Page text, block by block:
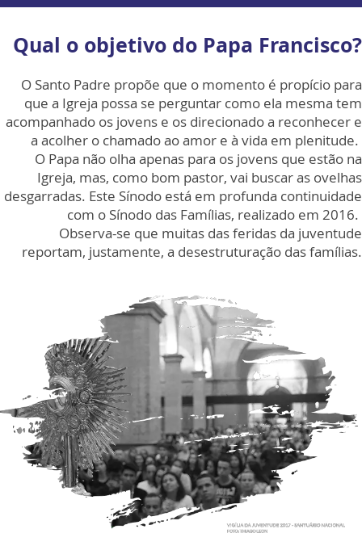
Qual o objetivo do Papa Francisco?
O Santo Padre propõe que o momento é propício para
que a Igreja possa se perguntar como ela mesma tem
acompanhado os jovens e os direcionado a reconhecer e
a acolher o chamado ao amor e à vida em plenitude.
O Papa não olha apenas para os jovens que estão na
Igreja, mas, como bom pastor, vai buscar as ovelhas
desgarradas. Este Sínodo está em profunda continuidade
com o Sínodo das Famílias, realizado em 2016.
Observa-se que muitas das feridas da juventude
reportam, justamente, a desestruturação das famílias.